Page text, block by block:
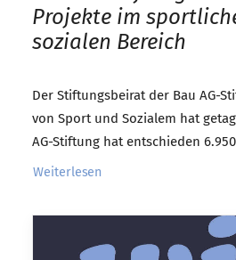
Projekte im
sozialen Bereich
Der Stiftungsbeirat der Bau AG-
von Sport und Sozialem hat
AG-Stiftung hat entschieden
Weiterlesen